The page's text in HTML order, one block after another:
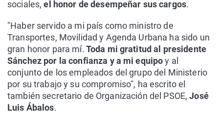
sociales, el honor de desempeñar sus cargos.
"Haber servido a mi país como ministro de
Transportes, Movilidad y Agenda Urbana ha sido un
gran honor para mí.Toda mi gratitud al presidente
Sánchez por la confianza y a mi equipoy al
conjunto de los empleados del grupo del Ministerio
por su trabajo y su compromiso", ha escrito el
también secretario de Organización del PSOE,José
Luis Ábalos.